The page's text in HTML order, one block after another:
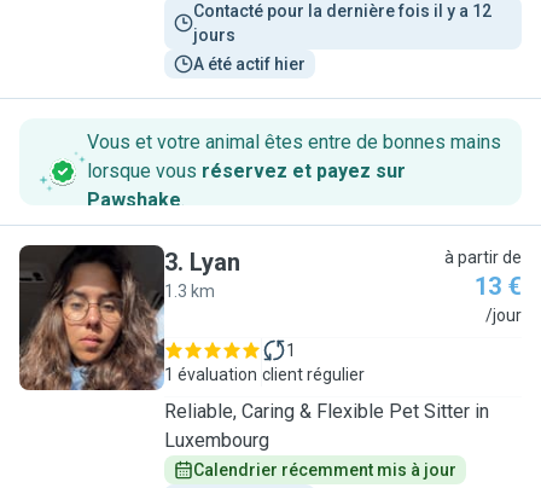
Contacté pour la dernière fois il y a 12
jours
A été actif hier
Vous et votre animal êtes entre de bonnes mains
lorsque vous réservez et payez sur
Pawshake.
L
3. Lyan
1.3 km
à partir de
13 €
/jour
1 évaluation
1
client régulier
Reliable, Caring & Flexible Pet Sitter in
Luxembourg
Calendrier récemment mis à jour